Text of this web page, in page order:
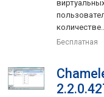
количестве...
Бесплатная